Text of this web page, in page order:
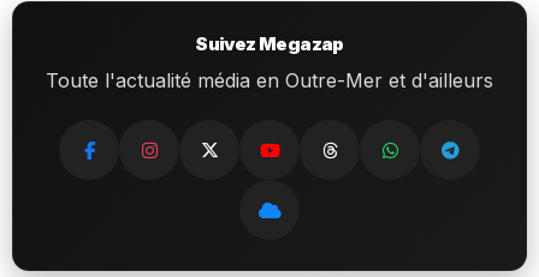
Suivez Megazap
Toute l'actualité média en Outre-Mer et d'ailleurs